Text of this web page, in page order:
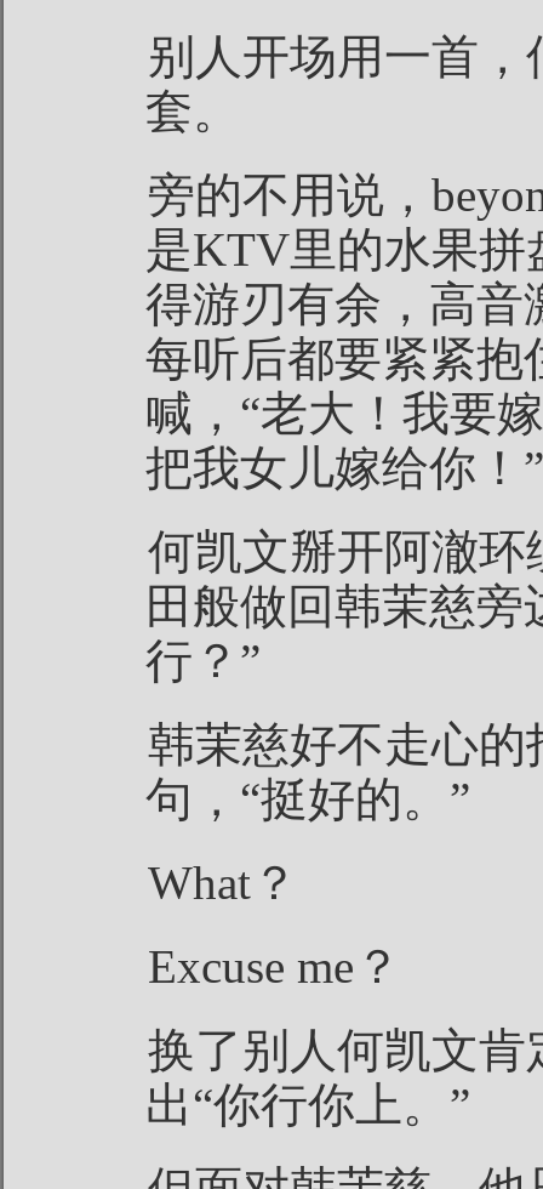
别人开场用一首
套。
旁的不用说，
是KTV里的水果
得游刃有余，高音
每听后都要紧紧抱
喊，“老大！我要
把我女儿嫁给你！”
何凯文掰开阿澈
田般做回韩茉慈
行？”
韩茉慈好不走心
句，“挺好的。”
What？
Excuse me？
换了别人何凯文
出“你行你上。”